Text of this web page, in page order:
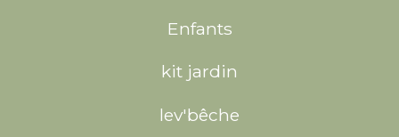
Enfants
kit jardin
lev'bêche